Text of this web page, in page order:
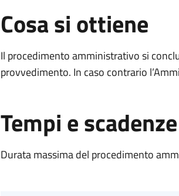
Cosa si ottiene
Il procedimento amministrativo si
provvedimento. In caso contrario
Tempi e scadenze
Durata massima del procedimento